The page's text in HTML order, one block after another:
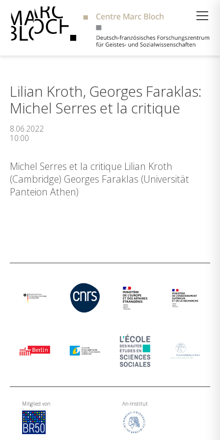
Lilian Kroth, Georges Faraklas:
Michel Serres et la critique
8.06.2022
10:00
Michel Serres et la critique Lilian Kroth
(Cambridge) Georges Faraklas (Universität
Panteion Athen)
Mitglied von An-Institut